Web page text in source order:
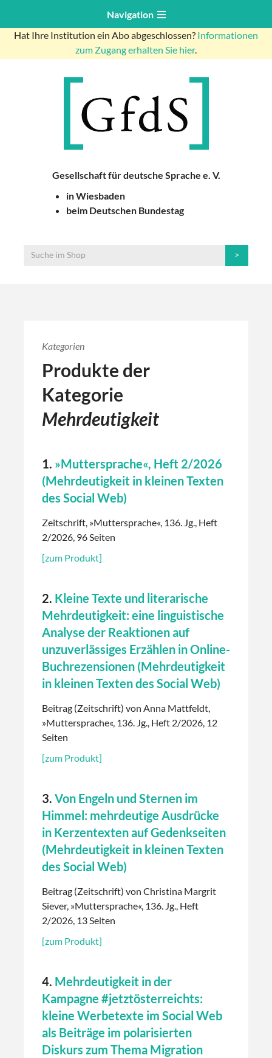
Navigation
Hat Ihre Institution ein Abo abgeschlossen? Informationen
zum Zugang erhalten Sie hier.
Gesellschaft für deutsche Sprache e. V.
in Wiesbaden
beim Deutschen Bundestag
Kategorien
Produkte der
Kategorie
Mehrdeutigkeit
1. »Muttersprache«, Heft 2/2026
(Mehrdeutigkeit in kleinen Texten
des Social Web)
Zeitschrift, »Muttersprache«, 136. Jg., Heft
2/2026, 96 Seiten
[zum Produkt]
2. Kleine Texte und literarische
Mehrdeutigkeit: eine linguistische
Analyse der Reaktionen auf
unzuverlässiges Erzählen in Online-
Buchrezensionen (Mehrdeutigkeit
in kleinen Texten des Social Web)
Beitrag (Zeitschrift) von Anna Mattfeldt,
»Muttersprache«, 136. Jg., Heft 2/2026, 12
Seiten
[zum Produkt]
3. Von Engeln und Sternen im
Himmel: mehrdeutige Ausdrücke
in Kerzentexten auf Gedenkseiten
(Mehrdeutigkeit in kleinen Texten
des Social Web)
Beitrag (Zeitschrift) von Christina Margrit
Siever, »Muttersprache«, 136. Jg., Heft
2/2026, 13 Seiten
[zum Produkt]
4. Mehrdeutigkeit in der
Kampagne #jetztösterreichts:
kleine Werbetexte im Social Web
als Beiträge im polarisierten
Diskurs zum Thema Migration